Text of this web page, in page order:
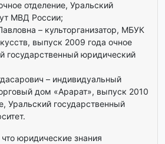
отделение, Уральский
МВД России;
– культорганизатор, МБУК
выпуск 2009 года очное
государственный юридический
– индивидуальный
дом «Арарат», выпуск 2010
Уральский государственный
юридические знания